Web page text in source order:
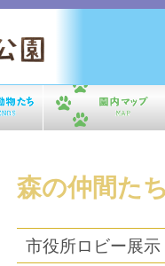
森の仲間た
市役所ロビー展示